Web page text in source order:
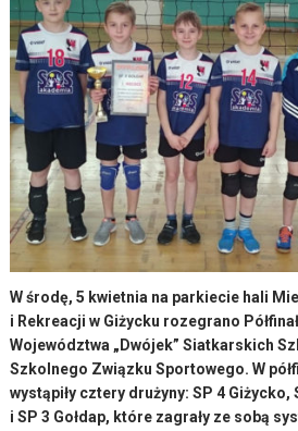
W środę, 5 kwietnia na parkiecie hali
i Rekreacji w Giżycku rozegrano
Województwa „Dwójek” Siatkarskich
Szkolnego Związku Sportowego. W
wystąpiły cztery drużyny: SP 4 Giżycko,
i SP 3 Gołdap, które zagrały ze sobą